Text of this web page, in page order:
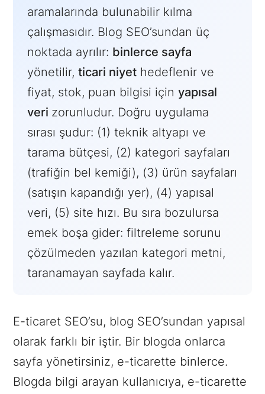
aramalarında bulunabilir kılma
çalışmasıdır. Blog SEO’sundan üç
noktada ayrılır: binlerce sayfa
yönetilir,ticari niyet hedeflenir ve
fiyat, stok, puan bilgisi içinyapısal
veri zorunludur. Doğru uygulama
sırası şudur: (1) teknik altyapı ve
tarama bütçesi, (2) kategori sayfaları
(trafiğin bel kemiği), (3) ürün sayfaları
(satışın kapandığı yer), (4) yapısal
veri, (5) site hızı. Bu sıra bozulursa
emek boşa gider: filtreleme sorunu
çözülmeden yazılan kategori metni,
taranamayan sayfada kalır.
E-ticaret SEO’su, blog SEO’sundan yapısal
olarak farklı bir iştir. Bir blogda onlarca
sayfa yönetirsiniz, e-ticarette binlerce.
Blogda bilgi arayan kullanıcıya, e-ticarette